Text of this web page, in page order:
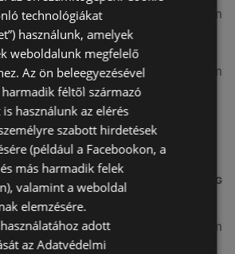
Sopron
4,91 km
9400 Sopron
5,31 km
üzletek a közelben
TÁVOLSÁG
3,26 km
technológiákat
használunk, amelyek
weboldalunk megfelelő
Az ön beleegyezésével
féltől származó
használunk az elérés
szabott hirdetések
(például a Facebookon, a
más harmadik felek
valamint a weboldal
elemzésére.
adott
az Adatvédelmi